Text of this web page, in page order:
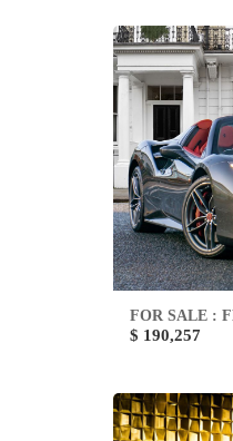
FOR SALE :
$ 190,257